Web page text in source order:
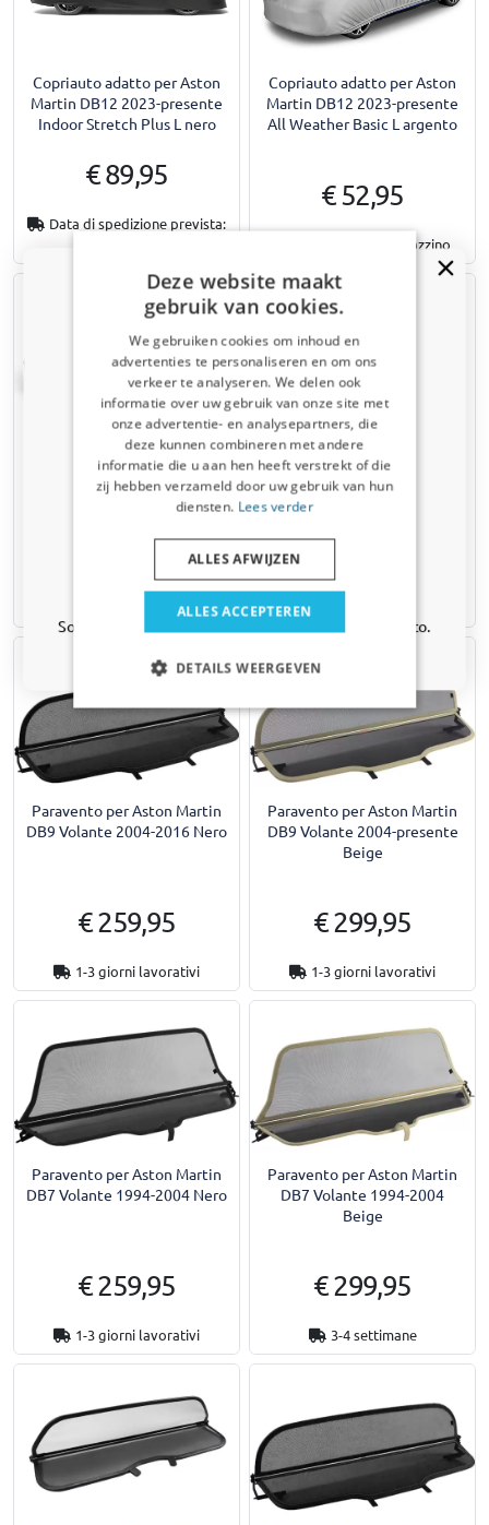
Copriauto adatto per Aston
Martin DB12 2023-presente
Indoor Stretch Plus L nero
€ 89,95
Data di spedizione prevista:
Copriauto adatto per Aston
Martin DB12 2023-presente
All Weather Basic L argento
€ 52,95
Disponibile a magazzino
Copriauto adatto per Aston
Martin DB12 2023-presente
All Weather Basic L nero
€ 65,95
Data di spedizione prevista:
Copriauto adatto per Aston
Martin DB12 2023-presente
All Weather Plus L
Disponibile a magazzino
Paravento per Aston Martin
DB9 Volante 2004-2016 Nero
€ 259,95
1-3 giorni lavorativi
Paravento per Aston Martin
DB9 Volante 2004-presente
Beige
€ 299,95
1-3 giorni lavorativi
Paravento per Aston Martin
DB7 Volante 1994-2004 Nero
€ 259,95
1-3 giorni lavorativi
Paravento per Aston Martin
DB7 Volante 1994-2004
Beige
€ 299,95
3-4 settimane
Deze website maakt
gebruik van cookies.
We gebruiken cookies om inhoud en
advertenties te personaliseren en om ons
verkeer te analyseren. We delen ook
informatie over uw gebruik van onze site met
onze advertentie- en analysepartners, die
deze kunnen combineren met andere
informatie die u aan hen heeft verstrekt of die
zij hebben verzameld door uw gebruik van hun
diensten. Lees verder
ALLES ACCEPTEREN
ALLES AFWIJZEN
DETAILS WEERGEVEN
Ricevi un codice sconto del 5%
Iscriviti alla newsletter e risparmia subito! Lo
sconto scade tra 3 giorni.
Email address
Sì, voglio il mio sconto
Solo aggiornamenti e offerte rilevanti per la tua auto.